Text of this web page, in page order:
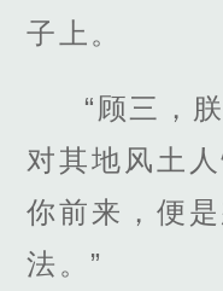
子上。
“顾三，
对其地风土
你前来，便
法。”